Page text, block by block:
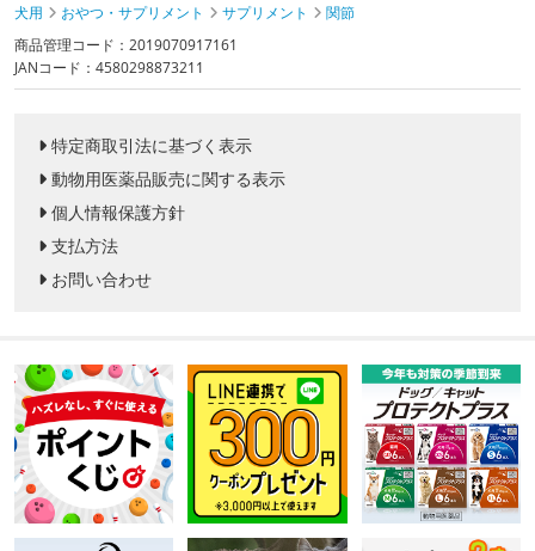
犬用 おやつ・サプリメント サプリメント
関節
商品管理コード：2019070917161
JANコード：4580298873211
特定商取引法に基づく表示
動物用医薬品販売に関する表示
個人情報保護方針
支払方法
お問い合わせ